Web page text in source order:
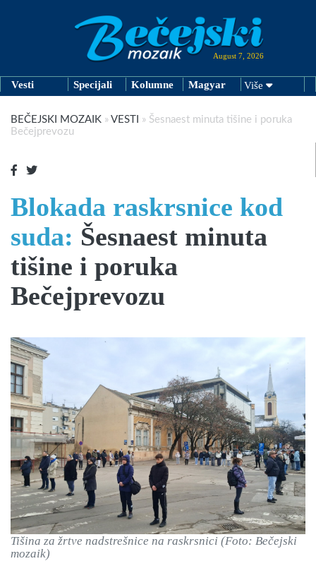
August 7, 2026
Vesti Specijali Kolumne Magyar Više
BEČEJSKI MOZAIK » VESTI » Šesnaest minuta tišine i poruka
Bečejprevozu
Blokada raskrsnice kod
suda: Šesnaest minuta
tišine i poruka
Bečejprevozu
Tišina za žrtve nadstrešnice na raskrsnici (Foto: Bečejski
mozaik)